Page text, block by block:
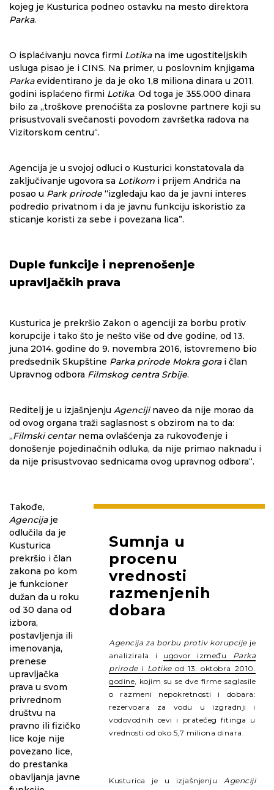
kojeg je Kusturica podneo ostavku na mesto direktora
Parka.
O isplaćivanju novca firmi Lotikana ime ugostiteljskih
usluga pisao je i CINS. Na primer, u poslovnim knjigama
Parkaevidentirano je da je oko 1,8 miliona dinara u 2011.
godini isplaćeno firmi Lotika. Od toga je 355.000 dinara
bilo za „troškove prenoćišta za poslovne partnere koji su
prisustvovali svečanosti povodom završetka radova na
Vizitorskom centru“.
Agencija je u svojoj odluci o Kusturici konstatovala da
zaključivanje ugovora sa Lotikom i prijem Andrića na
posao u Park prirode “izgledaju kao da je javni interes
podredio privatnom i da je javnu funkciju iskoristio za
sticanje koristi za sebe i povezana lica”.
Duple funkcije i neprenošenje
upravljačkih prava
Kusturica je prekršio Zakon o agenciji za borbu protiv
korupcije i tako što je nešto više od dve godine, od 13.
juna 2014. godine do 9. novembra 2016, istovremeno bio
predsednik Skupštine Parka prirode Mokra gorai član
Upravnog odbora Filmskog centra Srbije.
Reditelj je u izjašnjenju Agencijinaveo da nije morao da
od ovog organa traži saglasnost s obzirom na to da:
„Filmski centarnema ovlašćenja za rukovođenje i
donošenje pojedinačnih odluka, da nije primao naknadu i
da nije prisustvovao sednicama ovog upravnog odbora“.
Sumnja u
procenu
vrednosti
razmenjenih
dobara
Agencija za borbu protiv korupcijeje
analizirala i ugovor između Parka
prirodei Lotikeod 13. oktobra 2010.
godine, kojim su se dve firme saglasile
o razmeni nepokretnosti i dobara:
rezervoara za vodu u izgradnji i
vodovodnih cevi i pratećeg fitinga u
vrednosti od oko 5,7 miliona dinara.
Kusturica je u izjašnjenju Agenciji
Takođe,
Agencijaje
odlučila da je
Kusturica
prekršio i član
zakona po kom
je funkcioner
dužan da u roku
od 30 dana od
izbora,
postavljenja ili
imenovanja,
prenese
upravljačka
prava u svom
privrednom
društvu na
pravno ili fizičko
lice koje nije
povezano lice,
do prestanka
obavljanja javne